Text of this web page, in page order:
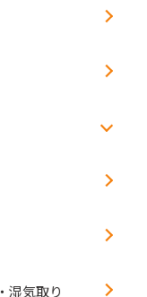
湿気取り